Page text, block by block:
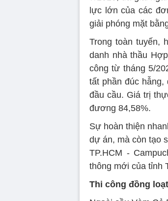
lực lớn của các
giải phóng mặt
Trong toàn tuyến,
danh nhà thầu
công từ tháng 5/
tất phần đúc
đầu cầu. Giá trị
đương 84,58%.
Sự hoàn thiện
dự án, mà còn tạo
TP.HCM -
thông mới của tỉnh
Thi công đồng